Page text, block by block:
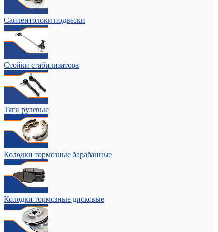
Сайлентблоки подвески
Стойки стабилизатора
Тяги рулевые
Колодки тормозные барабанные
Колодки тормозные дисковые